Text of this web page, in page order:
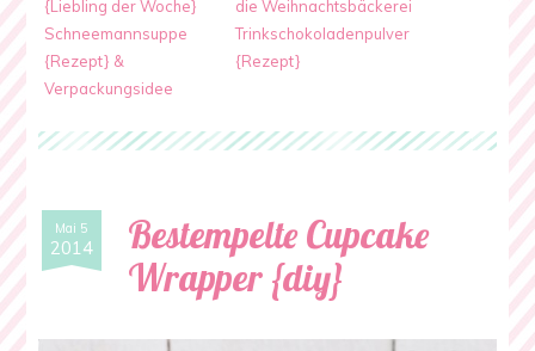
{Liebling der Woche}
die Weihnachtsbäckerei
Schneemannsuppe
{Rezept} &
Verpackungsidee
Trinkschokoladenpulver
{Rezept}
Mai 5
2014
Bestempelte Cupcake
Wrapper {diy}